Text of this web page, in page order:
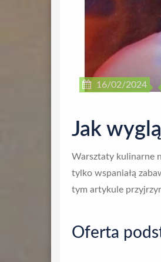
16/02/2024
Jak
Warsztaty kulinarne
tylko wspaniałą
tym artykule
Oferta